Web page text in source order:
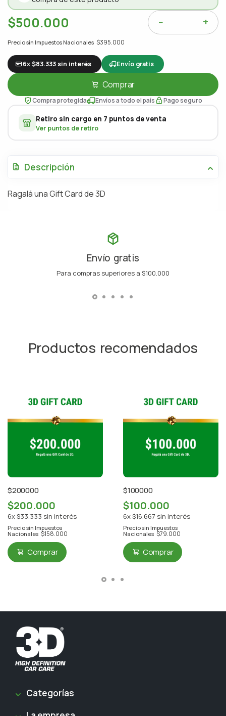
$500.000 − +
Precio sin Impuestos Nacionales $395.000
6x $83.333 sin interés Envío gratis
Comprar
Compra protegida Envíos a todo el país Pago seguro
Retiro sin cargo en 7 puntos de venta
Ver puntos de retiro
Descripción
Ragalá una Gift Card de 3D
Envío gratis
Para compras superiores a $100.000
Productos recomendados
$200000
$200.000
6x $33.333 sin interés
Precio sin Impuestos
Nacionales $158.000
Comprar
$100000
$100.000
6x $16.667 sin interés
Precio sin Impuestos
Nacionales $79.000
Comprar
Categorías